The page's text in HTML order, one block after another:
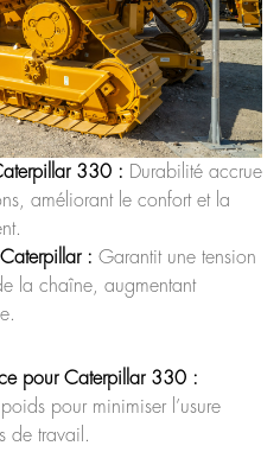
330 : Durabilité accrue
améliorant le confort et la
: Garantit une tension
la chaîne, augmentant
pour Caterpillar 330 :
pour minimiser l’usure
de travail.